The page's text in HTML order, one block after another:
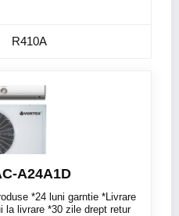
R410A
A24A1D
*24 luni garntie *Livrare
la livrare *30 zile drept retur